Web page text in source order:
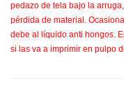
pedazo de tela bajo la
pérdida de material.
debe al líquido anti hongos.
si las va a imprimir en pulpo